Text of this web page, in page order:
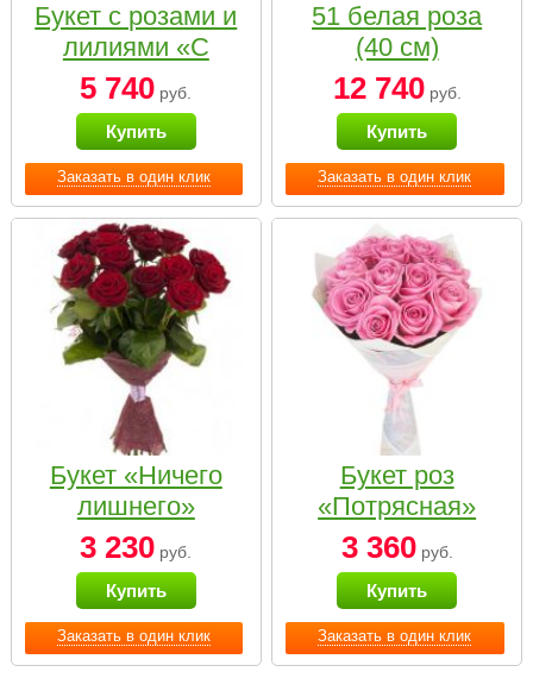
Заказать в один клик
Букет с розами и
лилиями «С
наилучшими
пожеланиями»
5 740 руб.
Купить
Заказать в один клик
51 белая роза
(40 см)
12 740руб.
Купить
Заказать в один клик
Букет «Ничего
лишнего»
3 230 руб.
Купить
Заказать в один клик
Букет роз
«Потрясная»
3 360руб.
Купить